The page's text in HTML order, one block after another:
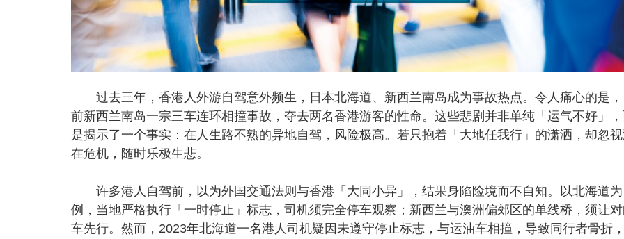
过去三年，香港人外游自驾意外频生，日本北海道、新西兰南岛成为事故热点。令人痛心的是，
前新西兰南岛一宗三车连环相撞事故，夺去两名香港游客的性命。这些悲剧并非单纯「运气不好」
是揭示了一个事实：在人生路不熟的异地自驾，风险极高。若只抱着「大地任我行」的潇洒，却忽
在危机，随时乐极生悲。
许多港人自驾前，以为外国交通法则与香港「大同小异」，结果身陷险境而不自知。以北海道为
例，当地严格执行「一时停止」标志，司机须完全停车观察；新西兰与澳洲偏郊区的单线桥，须让对
车先行。然而，2023年北海道一名港人司机疑因未遵守停止标志，与运油车相撞，导致同行者骨折